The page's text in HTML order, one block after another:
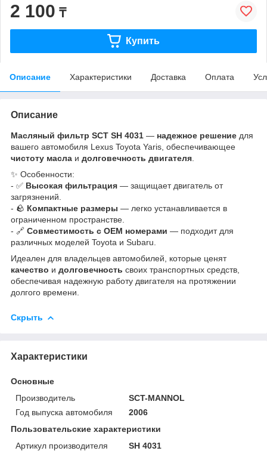
2 100 ₸
Купить
Описание Характеристики Доставка Оплата
Описание
Масляный фильтр SCT SH 4031 — надежное решение для
вашего автомобиля Lexus Toyota Yaris, обеспечивающее
чистоту масла и долговечность двигателя
✨ Особенности:
- ✅ Высокая фильтрация — защищает двигатель от
загрязнений.
- 🪨 Компактные размеры — легко устанавливается в
ограниченном пространстве.
- 🔗 Совместимость с OEM номерами — подходит для
различных моделей Toyota и Subaru.
Идеален для владельцев автомобилей, которые ценят
качество и долговечность своих транспортных средств,
обеспечивая надежную работу двигателя на протяжении
долгого времени.
Скрыть
Характеристики
Основные
Производитель
SCT-MANNOL
Год выпуска автомобиля
2006
Пользовательские характеристики
Артикул производителя
SH 4031